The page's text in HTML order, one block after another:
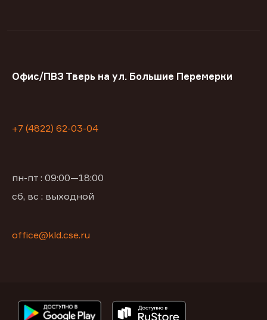
Офис/ПВЗ Тверь на ул. Большие Перемерки
+7 (4822) 62-03-04
пн-пт : 09:00—18:00
сб, вс : выходной
office@kld.cse.ru